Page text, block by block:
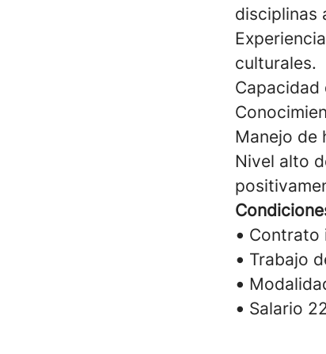
disciplinas
culturales.
Manejo de
Nivel alto
• Contrato
• Trabajo
•
• Salario